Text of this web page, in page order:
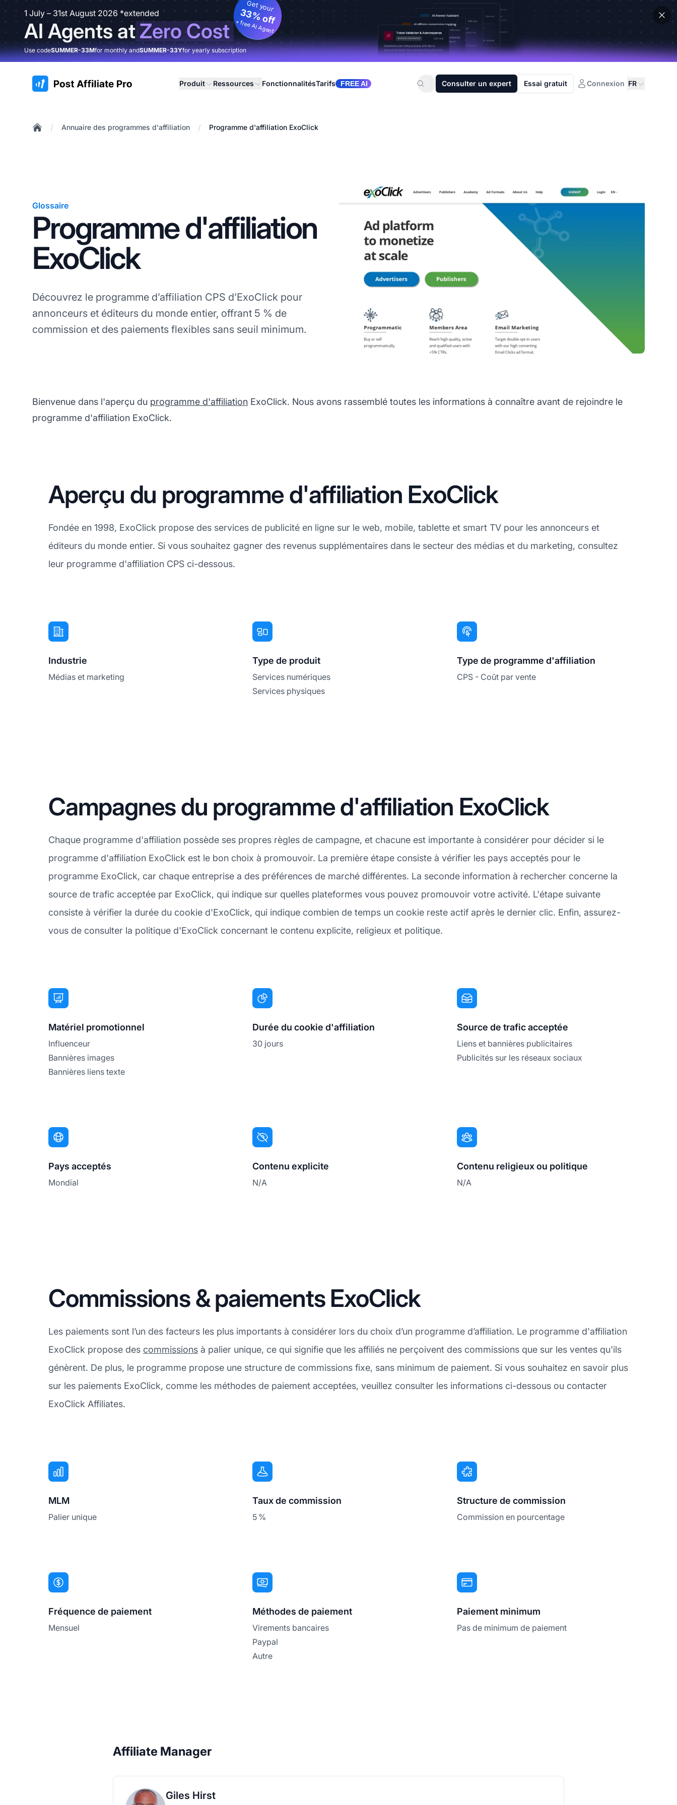
1 July – 31st August 2026 *extended
AI Agents atZero Cost
Get your
33% off
+ free AI Agent
Use codeSUMMER-33Mfor monthly andSUMMER-33Yfor yearly subscription
:site.title Produit Ressources FonctionnalitésTarifs FREE AI Consulter un expert Essai gratuit Connexion FR
/ Annuaire des programmes d'affiliation / Programme d'affiliation ExoClick
Glossaire
Programme d'affiliation
ExoClick
Découvrez le programme d’affiliation CPS d’ExoClick pour
annonceurs et éditeurs du monde entier, offrant 5 % de
commission et des paiements flexibles sans seuil minimum.
Bienvenue dans l'aperçu du programme d'affiliation ExoClick. Nous avons rassemblé toutes les informations à connaître avant de rejoindre le
programme d'affiliation ExoClick.
Aperçu du programme d'affiliation ExoClick
Fondée en 1998, ExoClick propose des services de publicité en ligne sur le web, mobile, tablette et smart TV pour les annonceurs et
éditeurs du monde entier. Si vous souhaitez gagner des revenus supplémentaires dans le secteur des médias et du marketing, consultez
leur programme d'affiliation CPS ci-dessous.
Industrie
Médias et marketing
Type de produit
Services numériques
Services physiques
Type de programme d'affiliation
CPS - Coût par vente
Campagnes du programme d'affiliation ExoClick
Chaque programme d'affiliation possède ses propres règles de campagne, et chacune est importante à considérer pour décider si le
programme d'affiliation ExoClick est le bon choix à promouvoir. La première étape consiste à vérifier les pays acceptés pour le
programme ExoClick, car chaque entreprise a des préférences de marché différentes. La seconde information à rechercher concerne la
source de trafic acceptée par ExoClick, qui indique sur quelles plateformes vous pouvez promouvoir votre activité. L'étape suivante
consiste à vérifier la durée du cookie d'ExoClick, qui indique combien de temps un cookie reste actif après le dernier clic. Enfin, assurez-
vous de consulter la politique d'ExoClick concernant le contenu explicite, religieux et politique.
Matériel promotionnel
Influenceur
Bannières images
Bannières liens texte
Durée du cookie d'affiliation
30 jours
Source de trafic acceptée
Liens et bannières publicitaires
Publicités sur les réseaux sociaux
Pays acceptés
Mondial
Contenu explicite
N/A
Contenu religieux ou politique
N/A
Commissions & paiements ExoClick
Les paiements sont l’un des facteurs les plus importants à considérer lors du choix d’un programme d’affiliation. Le programme d'affiliation
ExoClick propose des commissions à palier unique, ce qui signifie que les affiliés ne perçoivent des commissions que sur les ventes qu'ils
génèrent. De plus, le programme propose une structure de commissions fixe, sans minimum de paiement. Si vous souhaitez en savoir plus
sur les paiements ExoClick, comme les méthodes de paiement acceptées, veuillez consulter les informations ci-dessous ou contacter
ExoClick Affiliates.
MLM
Palier unique
Taux de commission
5 %
Structure de commission
Commission en pourcentage
Fréquence de paiement
Mensuel
Méthodes de paiement
Virements bancaires
Paypal
Autre
Paiement minimum
Pas de minimum de paiement
Affiliate Manager
Giles Hirst